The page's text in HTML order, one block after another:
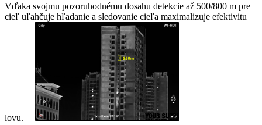
Vďaka svojmu pozoruhodnému dosahu detekcie až 500/800 m pre
cieľ uľahčuje hľadanie a sledovanie cieľa maximalizuje efektivitu
lovu.